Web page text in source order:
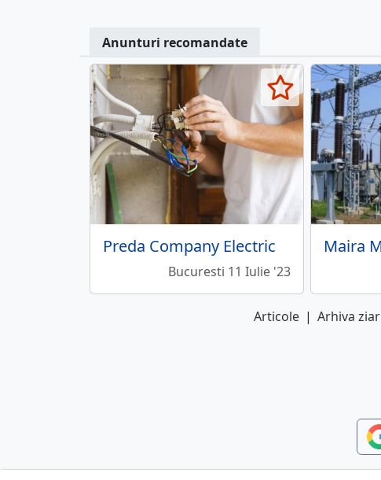
Anunturi recomandate
Preda Company Electric
Bucuresti 11 Iulie '23
Articole | Arhiva ziar